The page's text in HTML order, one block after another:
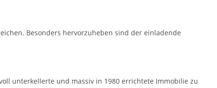
Besonders hervorzuheben sind der einladende
unterkellerte und massiv in 1980 errichtete Immobilie zu